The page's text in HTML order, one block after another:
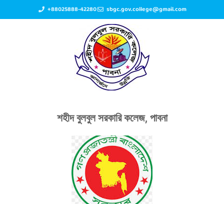
+88025888-42280 sbgc.gov.college@gmail.com
শহীদ বুলবুল সরকারি কলেজ, পাবনা